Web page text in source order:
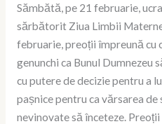
Sămbătă, pe 21 februarie,
sărbătorit Ziua Limbii
februarie, preoții împreună cu
genunchi ca Bunul Dumnezeu
cu putere de decizie pentru a
pașnice pentru ca vărsarea
nevinovate să înceteze.